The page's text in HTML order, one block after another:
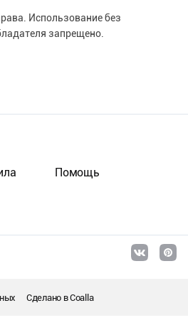
Использование без
запрещено.
Помощь
Сделано вCoalla